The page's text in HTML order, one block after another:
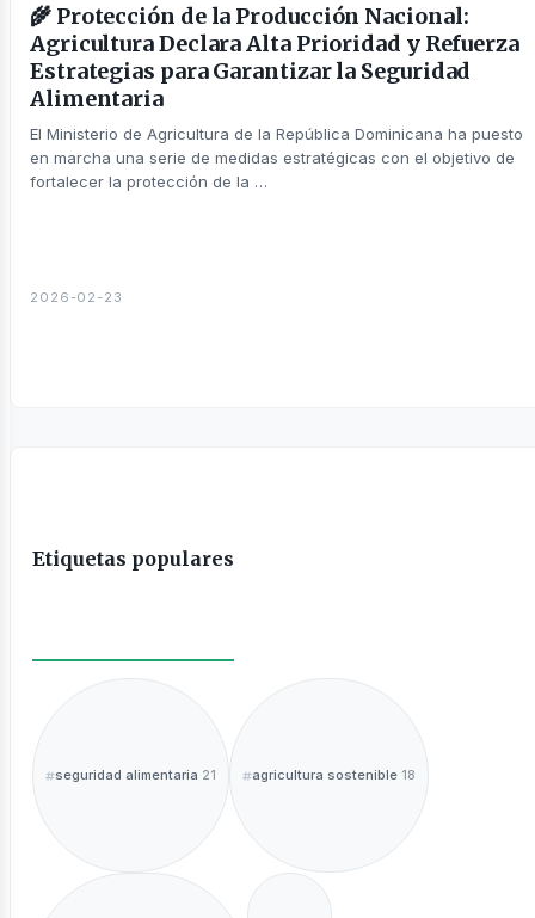
🌾 Protección de la Producción Nacional:
Agricultura Declara Alta Prioridad y Refuerza
Estrategias para Garantizar la Seguridad
Alimentaria
El Ministerio de Agricultura de la República Dominicana ha puesto
en marcha una serie de medidas estratégicas con el objetivo de
fortalecer la protección de la …
2026-02-23
Etiquetas populares
seguridad alimentaria 21 agricultura sostenible 18